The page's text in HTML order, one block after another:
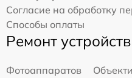
Согласие на обработку
Способы оплаты
Ремонт устройств
Фотоаппаратов